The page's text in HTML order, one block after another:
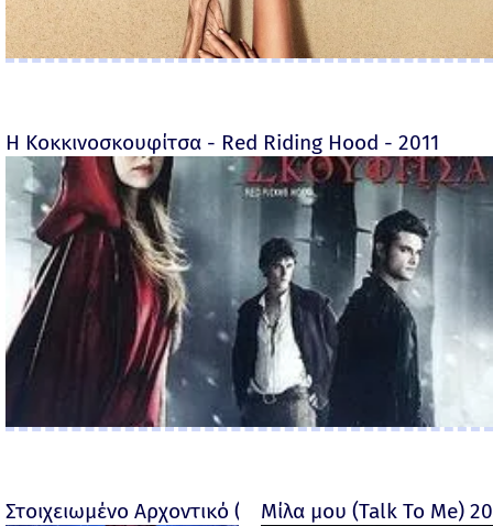
Η Κοκκινοσκουφίτσα - Red Riding Hood - 2011
Στοιχειωμένο Αρχοντικό (Haunted Mansion) - 2023
Μίλα μου (Talk To Me)